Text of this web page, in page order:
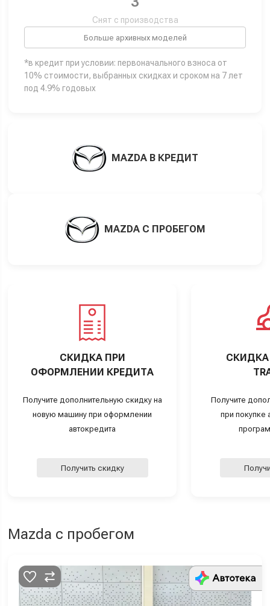
Снят с производства
Больше архивных моделей
*в кредит при условии: первоначального взноса от
10% стоимости, выбранных скидках и сроком на 7 лет
под 4.9% годовых
MAZDA В КРЕДИТ
MAZDA С ПРОБЕГОМ
СКИДКА ПРИ
ОФОРМЛЕНИИ КРЕДИТА
Получите дополнительную скидку на
новую машину при оформлении
автокредита
Получить скидку
СКИДКА
Получите
при покупке
Mazda с пробегом